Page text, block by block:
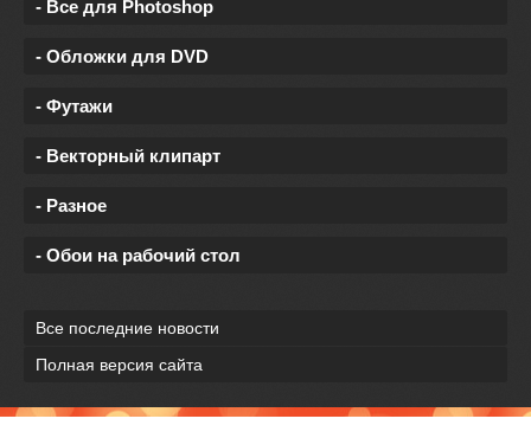
- Все для Photoshop
- Обложки для DVD
- Футажи
- Векторный клипарт
- Разное
- Обои на рабочий стол
Все последние новости
Полная версия сайта